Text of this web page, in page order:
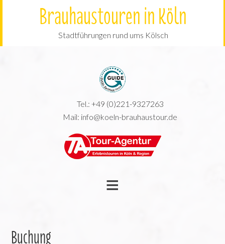
Brauhaustouren in Köln
Stadtführungen rund ums Kölsch
Tel.: +49 (0)221-9327263
Mail: info@koeln-brauhaustour.de
Buchung